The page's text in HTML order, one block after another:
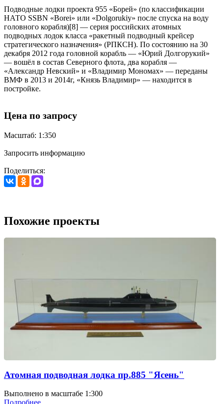
Подводные лодки проекта 955 «Борей» (по классификации
НАТО SSBN «Borei» или «Dolgorukiy» после спуска на воду
головного корабля)[8] — серия российских атомных
подводных лодок класса «ракетный подводный крейсер
стратегического назначения» (РПКСН). По состоянию на 30
декабря 2012 года головной корабль — «Юрий Долгорукий»
— вошёл в состав Северного флота, два корабля —
«Александр Невский» и «Владимир Мономах» — переданы
ВМФ в 2013 и 2014г, «Князь Владимир» — находится в
постройке.
Цена по запросу
Масштаб: 1:350
Запросить информацию
Поделиться:
Похожие проекты
Атомная подводная лодка пр.885 "Ясень"
Выполнено в масштабе 1:300